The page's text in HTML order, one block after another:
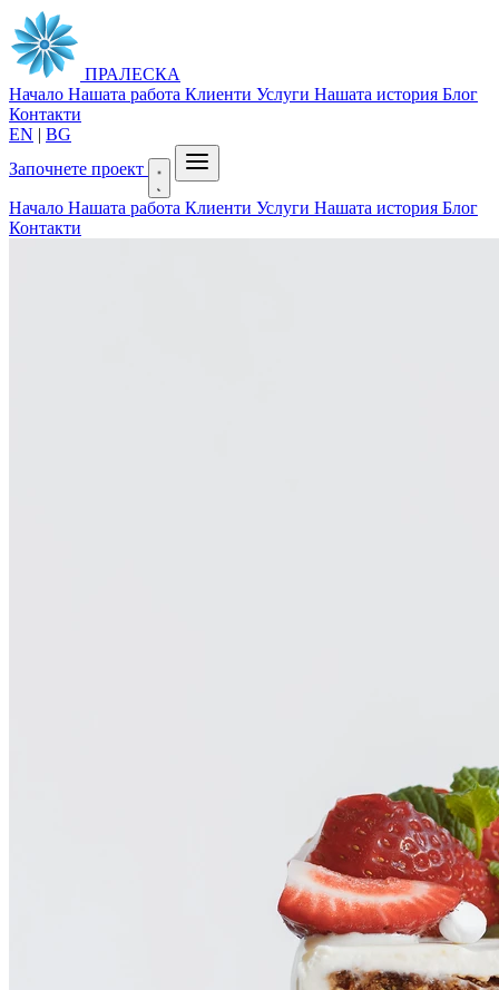
ПРАЛЕСКА
Начало Нашата работа Клиенти Услуги Нашата история Блог
Контакти
EN | BG
Започнете проект
Начало Нашата работа Клиенти Услуги Нашата история Блог
Контакти